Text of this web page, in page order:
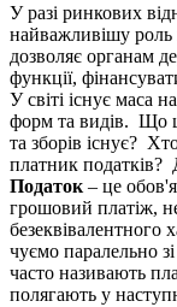
У разі ринкових
найважливішу роль
дозволяє органам
функції,
У світі існує маса
форм та видів. Що
та зборів існує?
платник податків?
Податок – це
грошовий платіж,
чуємо паралельно
часто називають
полягають у